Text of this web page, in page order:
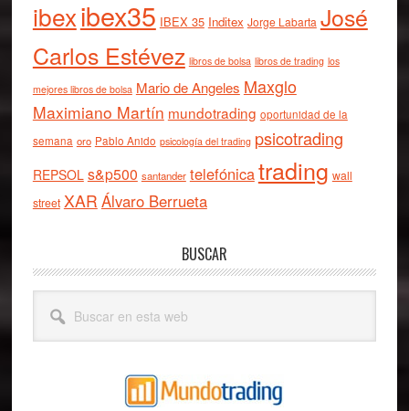
ibexibex35 IBEX 35 Inditex Jorge Labarta José
Carlos Estévez libros de bolsa libros de trading los
mejores libros de bolsa Mario de Angeles Maxglo
Maximiano Martín mundotrading oportunidad de la
semana oro Pablo Anido psicología del trading psicotrading
REPSOL s&p500 santander telefónicatrading wall
street XAR Álvaro Berrueta
BUSCAR
esta